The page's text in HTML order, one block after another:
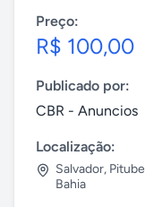
Preço:
R$ 100,00
Publicado por:
CBR - Anuncios
Localização:
Salvador, Pitube
Bahia